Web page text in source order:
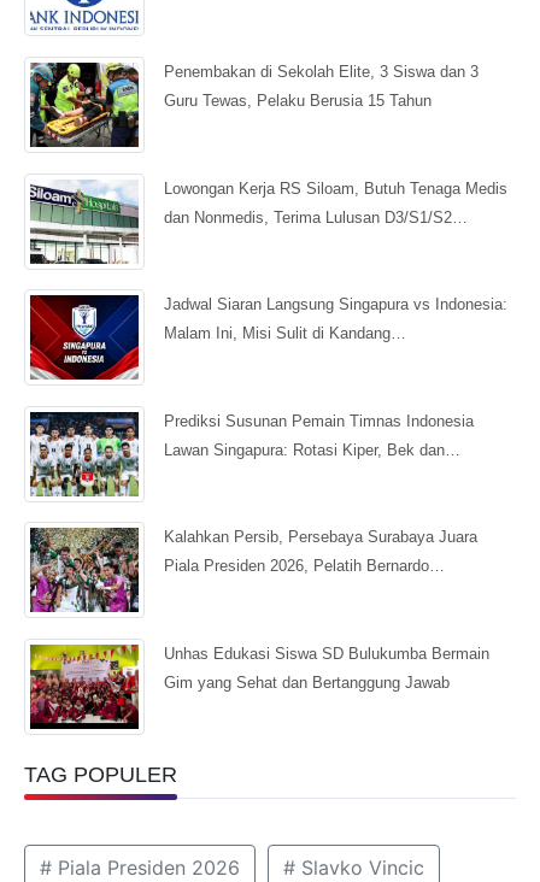
Penembakan di Sekolah Elite, 3 Siswa dan 3
Guru Tewas, Pelaku Berusia 15 Tahun
Lowongan Kerja RS Siloam, Butuh Tenaga Medis
dan Nonmedis, Terima Lulusan D3/S1/S2…
Jadwal Siaran Langsung Singapura vs Indonesia:
Malam Ini, Misi Sulit di Kandang…
Prediksi Susunan Pemain Timnas Indonesia
Lawan Singapura: Rotasi Kiper, Bek dan…
Kalahkan Persib, Persebaya Surabaya Juara
Piala Presiden 2026, Pelatih Bernardo…
Unhas Edukasi Siswa SD Bulukumba Bermain
Gim yang Sehat dan Bertanggung Jawab
TAG POPULER
# Piala Presiden 2026 # Slavko Vincic